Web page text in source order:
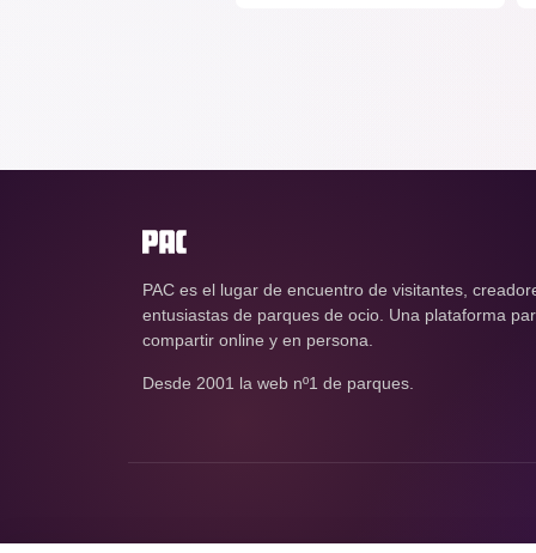
PAC es el lugar de encuentro de visitantes,
entusiastas de parques de ocio. Una plataforma
compartir online y en persona.
Desde 2001 la web nº1 de parques.